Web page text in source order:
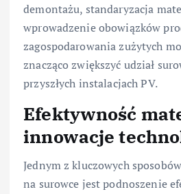
demontażu, standaryzacja
wprowadzenie obowiązków
zagospodarowania zużytych
znacząco zwiększyć udział
przyszłych instalacjach PV.
Efektywność
innowacje
Jednym z kluczowych
na surowce jest podnoszenie